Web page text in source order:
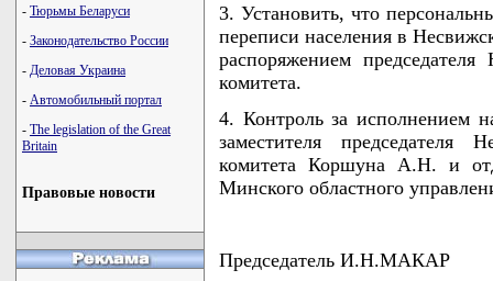
- Тюрьмы Беларуси
- Законодательство России
- Деловая Украина
- Автомобильный портал
- The legislation of the Great
Britain
Правовые новости
3. Установить, что
переписи населения в
распоряжением председателя
комитета.
4. Контроль за исполнением
заместителя председателя
комитета Коршуна А.Н. и
Минского областного
Председатель И.Н.МАКАР